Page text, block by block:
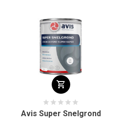
Avis Super Snelgrond